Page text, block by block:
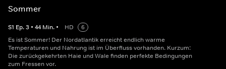
Sommer
S1 Ep.3 • 44 Min. • HD
6
Es ist Sommer! Der Nordatlantik erreicht endlich warme
Temperaturen und Nahrung ist im Überfluss vorhanden. Kurzum:
Die zurückgekehrten Haie und Wale finden perfekte Bedingungen
zum Fressen vor.